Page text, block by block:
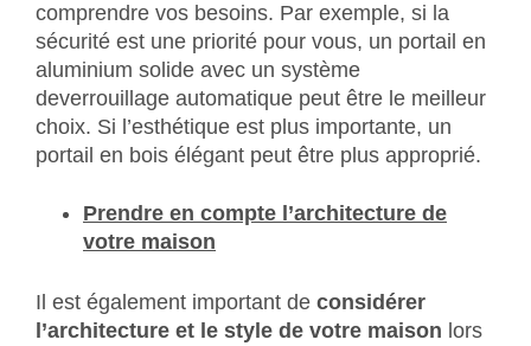
comprendre vos besoins. Par exemple, si la
sécurité est une priorité pour vous, un portail en
aluminium solide avec un système
deverrouillage automatique peut être le meilleur
choix. Si l’esthétique est plus importante, un
portail en bois élégant peut être plus approprié.
Prendre en compte l’architecture de
votre maison
Il est également important de considérer
l’architecture et le style de votre maison lors